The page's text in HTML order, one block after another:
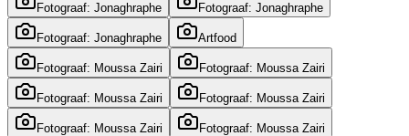
Fotograaf: Jonaghraphe Fotograaf: Jonaghraphe
Fotograaf: Jonaghraphe Artfood
Fotograaf: Moussa Zairi Fotograaf: Moussa Zairi
Fotograaf: Moussa Zairi Fotograaf: Moussa Zairi
Fotograaf: Moussa Zairi Fotograaf: Moussa Zairi